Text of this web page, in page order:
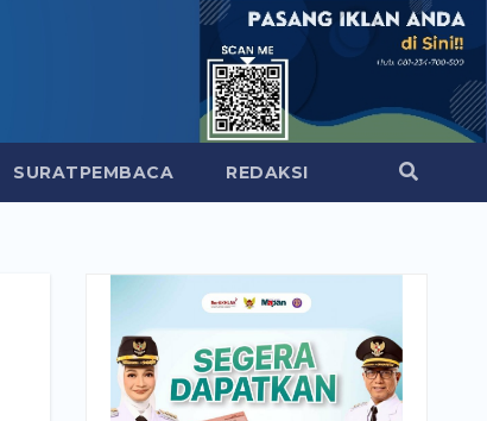
SURATPEMBACA REDAKSI